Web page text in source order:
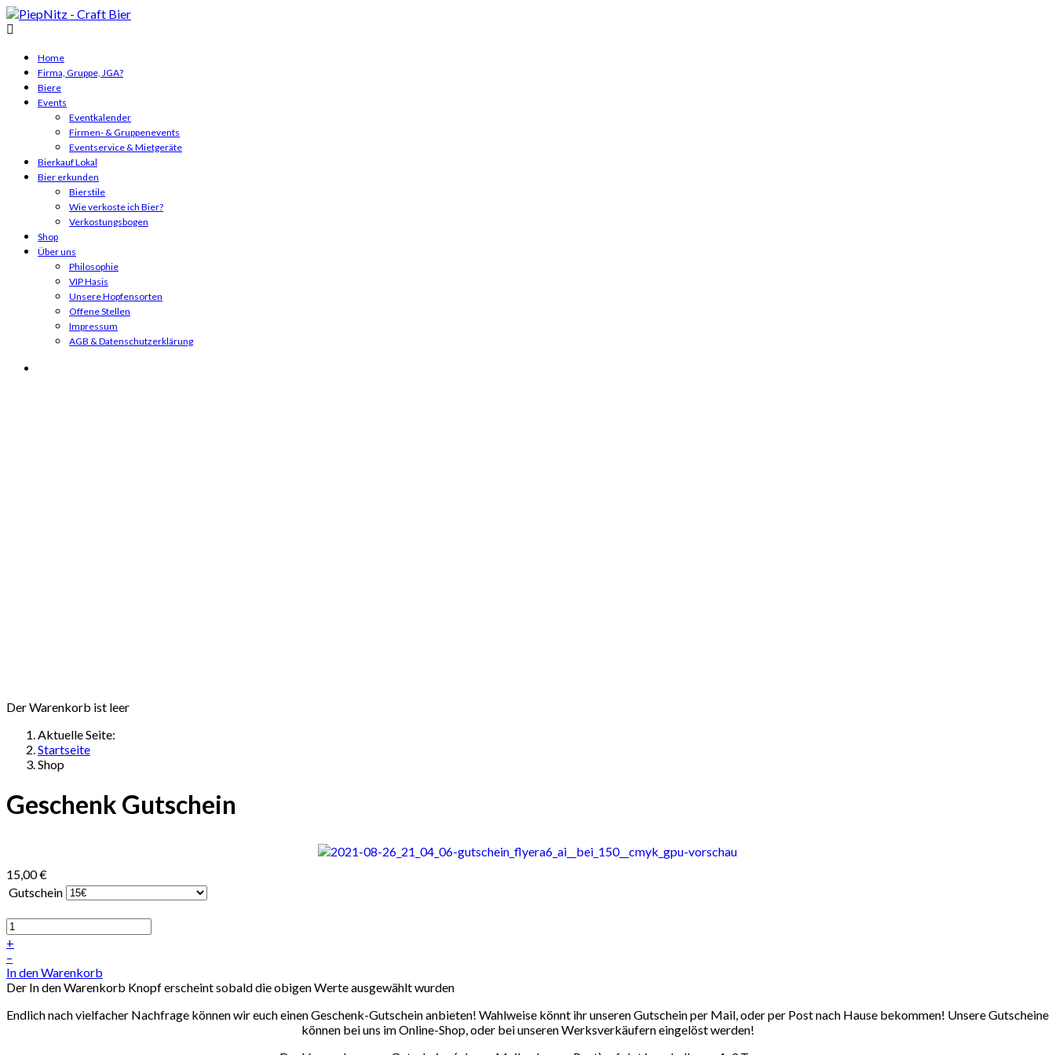
Home
Firma, Gruppe, JGA?
Biere
Events
Eventkalender
Firmen- & Gruppenevents
Eventservice & Mietgeräte
Bierkauf Lokal
Bier erkunden
Bierstile
Wie verkoste ich Bier?
Verkostungsbogen
Shop
Über uns
Philosophie
VIP Hasis
Unsere Hopfensorten
Offene Stellen
Impressum
AGB & Datenschutzerklärung
Der Warenkorb ist leer
Aktuelle Seite:
Startseite
Shop
Geschenk Gutschein
15,00 €
Gutschein
+
–
In den Warenkorb
Der In den Warenkorb Knopf erscheint sobald die obigen Werte ausgewählt wurden
Endlich nach vielfacher Nachfrage können wir euch einen Geschenk-Gutschein anbieten! Wahlweise könnt ihr unseren Gutschein per Mail, oder per Post nach Hause bekommen! Unsere Gutscheine
können bei uns im Online-Shop, oder bei unseren Werksverkäufern eingelöst werden!